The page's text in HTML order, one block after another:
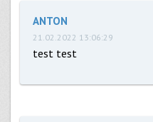
ANTON
21.02.2022 13:06:29
test test